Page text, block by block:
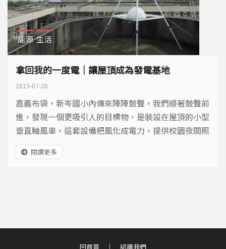
能源 生活
拿回我的一度電｜讓屋頂成為發電基地
2015-07-20
嘉義布袋，新岑國小內傳來陣陣鼓聲，我們順著鼓聲前
進，發現一個更吸引人的目標物，是裝設在屋頂的小型
垂直軸風車，這套設備把風化成電力，提供校園夜間照
明使用，這些全是李泳宗親手打造…
閱讀更多
回首頁 認識我們